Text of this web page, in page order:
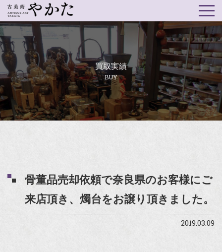
買取実績
BUY
骨董品売却依頼で奈良県のお客様にご
来店頂き、燭台をお譲り頂きました。
2019.03.09